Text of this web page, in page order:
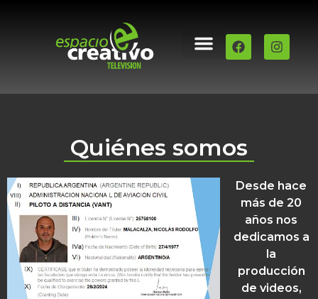
Quiénes somos
Desde hace
más de 20
años nos
dedicamos a
la
producción
de videos,